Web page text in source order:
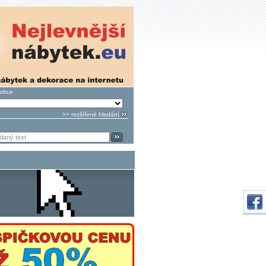
>> rozšířené hledání